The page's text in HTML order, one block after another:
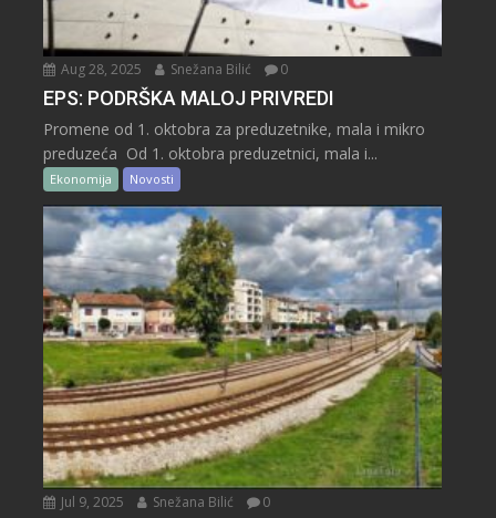
Aug 28, 2025 Snežana Bilić 0
EPS: PODRŠKA MALOJ PRIVREDI
Promene od 1. oktobra za preduzetnike, mala i mikro
preduzeća Od 1. oktobra preduzetnici, mala i...
Ekonomija Novosti
Jul 9, 2025 Snežana Bilić 0